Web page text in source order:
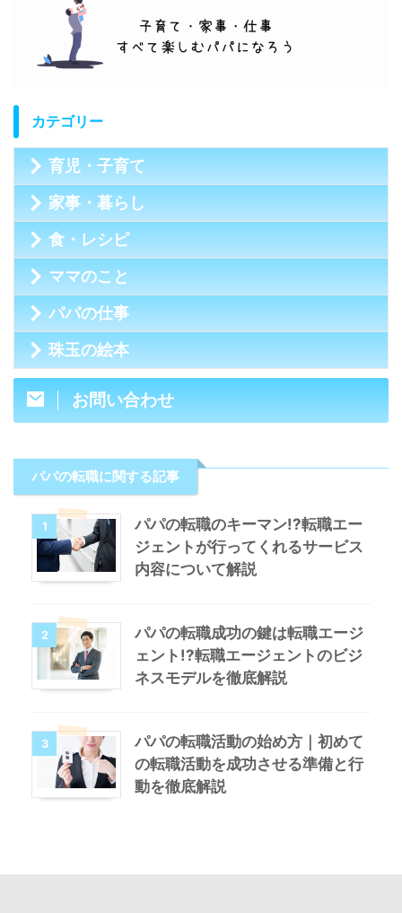
カテゴリー
育児・子育て
家事・暮らし
食・レシピ
ママのこと
パパの仕事
珠玉の絵本
お問い合わせ
パパの転職に関する記事
1
パパの転職のキーマン!?転職エー
ジェントが行ってくれるサービス
内容について解説
2
パパの転職成功の鍵は転職エージ
ェント!?転職エージェントのビジ
ネスモデルを徹底解説
3
パパの転職活動の始め方｜初めて
の転職活動を成功させる準備と行
動を徹底解説